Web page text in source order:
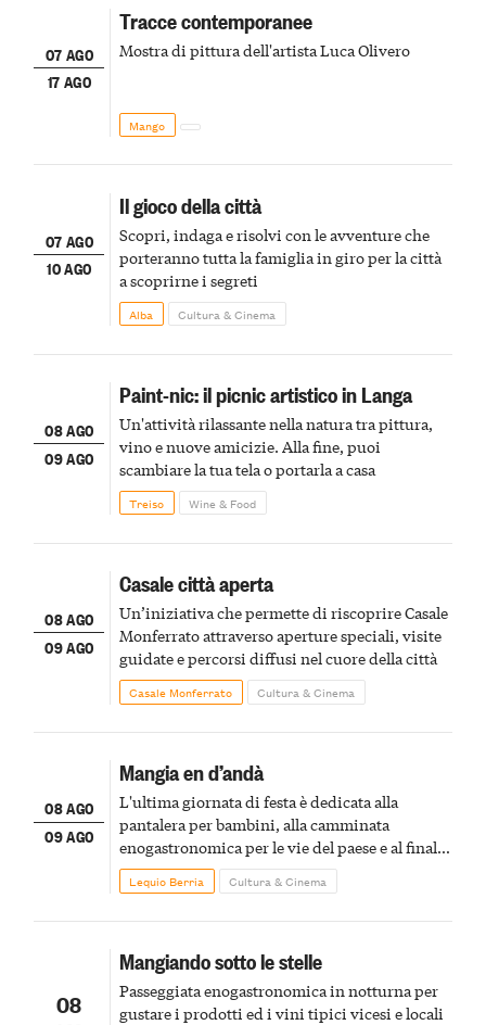
07 AGO
17 AGO
Tracce contemporanee
Mostra di pittura dell'artista Luca Olivero
Mango
07 AGO
10 AGO
Il gioco della città
Scopri, indaga e risolvi con le avventure che
porteranno tutta la famiglia in giro per la città
a scoprirne i segreti
Alba Cultura & Cinema
08 AGO
09 AGO
Paint-nic: il picnic artistico in Langa
Un'attività rilassante nella natura tra pittura,
vino e nuove amicizie. Alla fine, puoi
scambiare la tua tela o portarla a casa
Treiso Wine & Food
08 AGO
09 AGO
Casale città aperta
Un’iniziativa che permette di riscoprire Casale
Monferrato attraverso aperture speciali, visite
guidate e percorsi diffusi nel cuore della città
Casale Monferrato Cultura & Cinema
08 AGO
09 AGO
Mangia en d’andà
L'ultima giornata di festa è dedicata alla
pantalera per bambini, alla camminata
enogastronomica per le vie del paese e al finale
pirotecnico
Lequio Berria Cultura & Cinema
08
Mangiando sotto le stelle
Passeggiata enogastronomica in notturna per
gustare i prodotti ed i vini tipici vicesi e locali